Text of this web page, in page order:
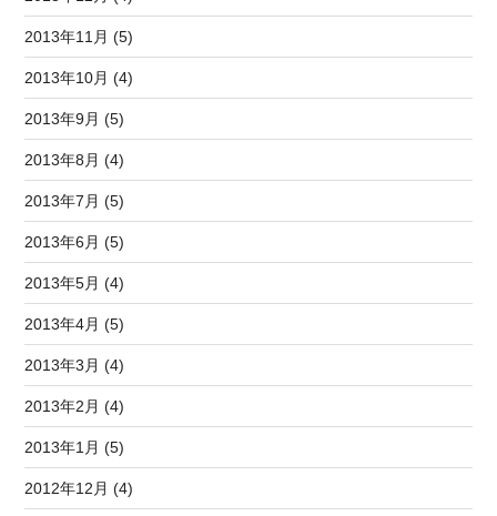
2013年11月 (5)
2013年10月 (4)
2013年9月 (5)
2013年8月 (4)
2013年7月 (5)
2013年6月 (5)
2013年5月 (4)
2013年4月 (5)
2013年3月 (4)
2013年2月 (4)
2013年1月 (5)
2012年12月 (4)